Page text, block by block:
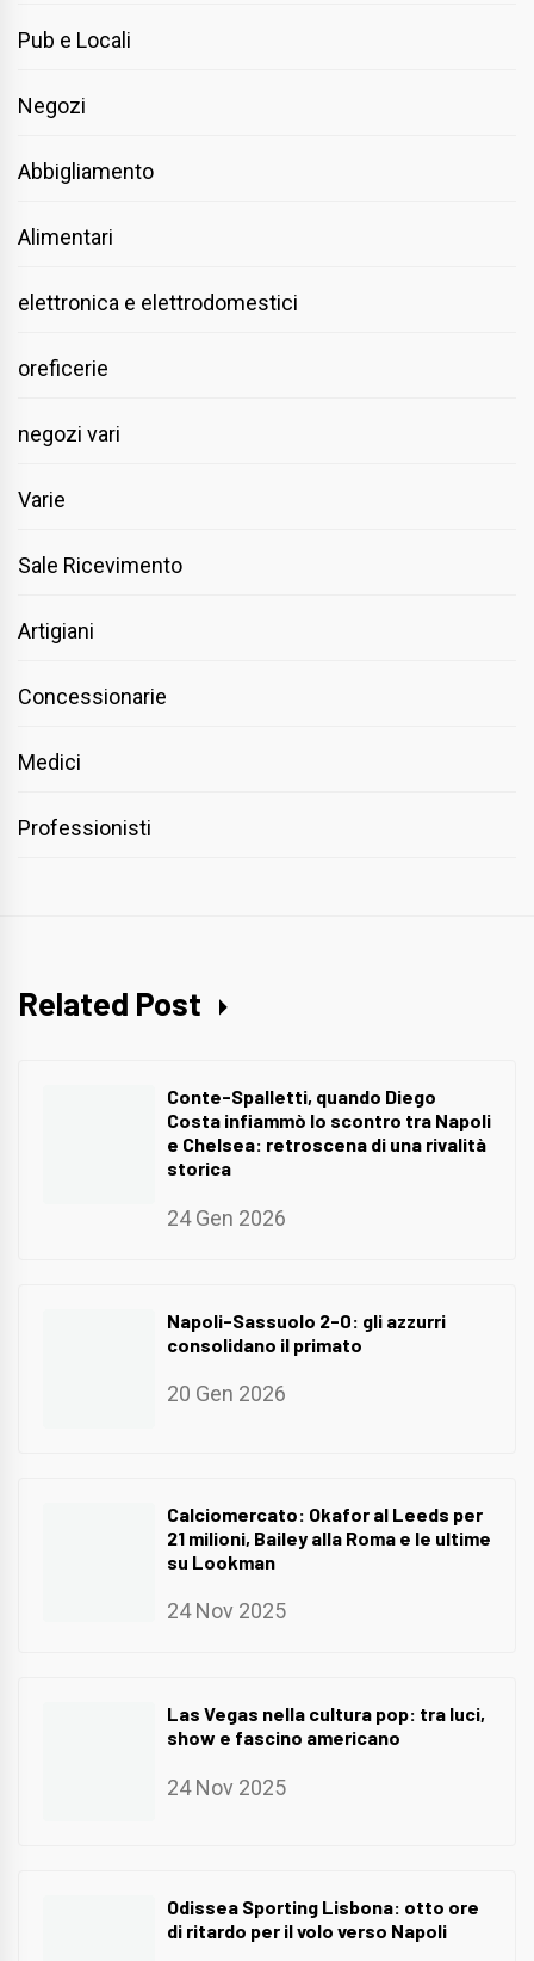
Pub e Locali
Negozi
Abbigliamento
Alimentari
elettronica e elettrodomestici
oreficerie
negozi vari
Varie
Sale Ricevimento
Artigiani
Concessionarie
Medici
Professionisti
Related Post
Conte-Spalletti, quando Diego
Costa infiammò lo scontro tra Napoli
e Chelsea: retroscena di una rivalità
storica
24 Gen 2026
Napoli-Sassuolo 2-0: gli azzurri
consolidano il primato
20 Gen 2026
Calciomercato: Okafor al Leeds per
21 milioni, Bailey alla Roma e le ultime
su Lookman
24 Nov 2025
Las Vegas nella cultura pop: tra luci,
show e fascino americano
24 Nov 2025
Odissea Sporting Lisbona: otto ore
di ritardo per il volo verso Napoli